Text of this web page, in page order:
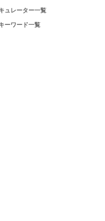
ュレーター一覧
ーワード一覧